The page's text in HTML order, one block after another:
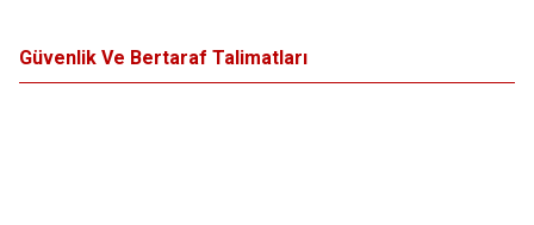
Güvenlik Ve Bertaraf Talimatları